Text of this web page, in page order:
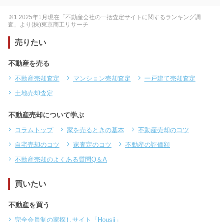
※1 2025年1月現在「不動産会社の一括査定サイトに関するランキング調
査」より(株)東京商工リサーチ
売りたい
不動産を売る
不動産売却査定 マンション売却査定
一戸建て売却査定
土地売却査定
不動産売却について学ぶ
コラムトップ 家を売るときの基本
不動産売却のコツ
自宅売却のコツ
家査定のコツ
不動産の評価額
不動産売却のよくある質問Q＆A
買いたい
不動産を買う
完全会員制の家探しサイト「Housii」